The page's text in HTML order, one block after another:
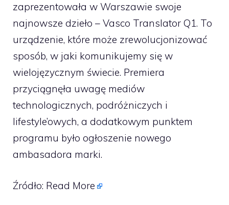
zaprezentowała w Warszawie swoje
najnowsze dzieło – Vasco Translator Q1. To
urządzenie, które może zrewolucjonizować
sposób, w jaki komunikujemy się w
wielojęzycznym świecie. Premiera
przyciągnęła uwagę mediów
technologicznych, podróżniczych i
lifestyle’owych, a dodatkowym punktem
programu było ogłoszenie nowego
ambasadora marki.
Źródło: Read More